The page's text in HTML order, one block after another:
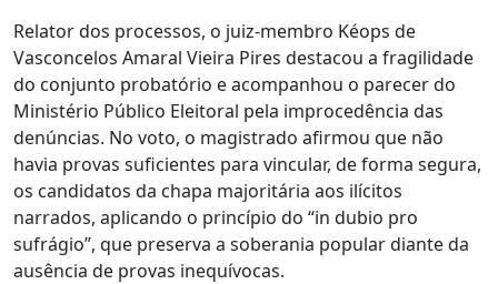
Relator dos processos, o juiz-membro Kéops de
Vasconcelos Amaral Vieira Pires destacou a fragilidade
do conjunto probatório e acompanhou o parecer do
Ministério Público Eleitoral pela improcedência das
denúncias. No voto, o magistrado afirmou que não
havia provas suficientes para vincular, de forma segura,
os candidatos da chapa majoritária aos ilícitos
narrados, aplicando o princípio do “in dubio pro
sufrágio”, que preserva a soberania popular diante da
ausência de provas inequívocas.